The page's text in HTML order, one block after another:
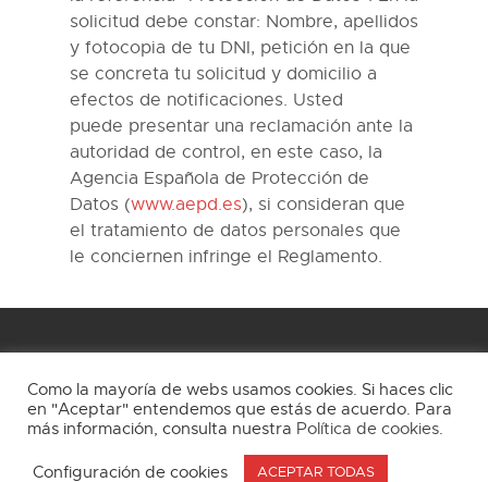
solicitud debe constar: Nombre, apellidos
y fotocopia de tu DNI, petición en la que
se concreta tu solicitud y domicilio a
efectos de notificaciones. Usted
puede presentar una reclamación ante la
autoridad de control, en este caso, la
Agencia Española de Protección de
Datos (www.aepd.es), si consideran que
el tratamiento de datos personales que
le conciernen infringe el Reglamento.
Política de privacidad Cookies
Como la mayoría de webs usamos cookies. Si haces clic
en "Aceptar" entendemos que estás de acuerdo. Para
más información, consulta nuestra Política de cookies.
Configuración de cookies ACEPTAR TODAS